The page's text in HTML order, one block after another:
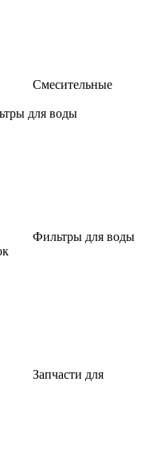
Смесительные
для воды
Фильтры для воды
Запчасти для